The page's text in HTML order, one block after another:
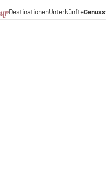
DestinationenUnterkünfte
Italien
Urlaubsthemen
Partner &